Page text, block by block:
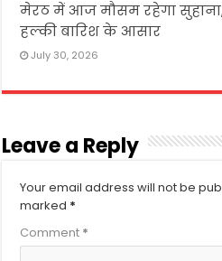
मेरठ में आज मौसम रहेगा
हल्की बारिश के आसार
July 30, 2026
Leave a Reply
Your email address will not be
marked *
Comment *